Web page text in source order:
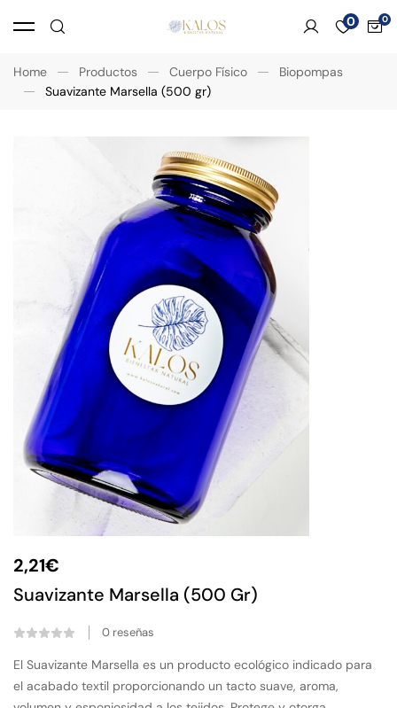
0
Home Productos Cuerpo Físico
Biopompas
Suavizante Marsella (500 gr)
2,21€
Suavizante Marsella (500 Gr)
0 reseñas
El Suavizante Marsella es un producto ecológico indicado para
el acabado textil proporcionando un tacto suave, aroma,